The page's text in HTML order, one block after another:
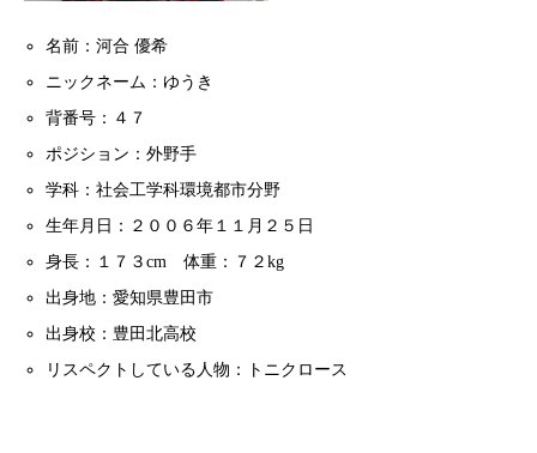
名前：河合 優希
ニックネーム：ゆうき
背番号：４７
ポジション：外野手
学科：社会工学科環境都市分野
生年月日：２００６年１１月２５日
身長：１７３cm 体重：７２kg
出身地：愛知県豊田市
出身校：豊田北高校
リスペクトしている人物：トニクロース